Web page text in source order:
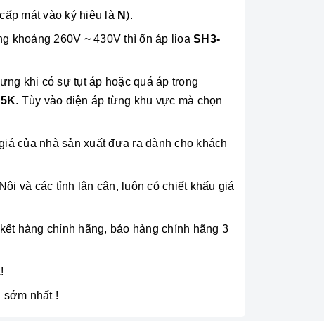
mát vào ký hiệu là N).
khoảng 260V ~ 430V thì ổn áp lioa SH3-
khi có sự tụt áp hoặc quá áp trong
. Tùy vào điện áp từng khu vực mà chọn
của nhà sản xuất đưa ra dành cho khách
và các tỉnh lân cận, luôn có chiết khấu giá
hàng chính hãng, bảo hàng chính hãng 3
!
nhất !